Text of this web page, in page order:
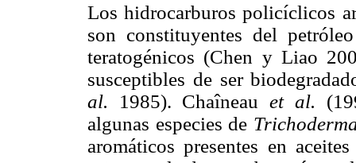
Los hidrocarburos policíclicos
son constituyentes del
teratogénicos (Chen y Liao
susceptibles de ser
al. 1985). Chaîneauet al.
algunas especies de
aromáticos presentes en